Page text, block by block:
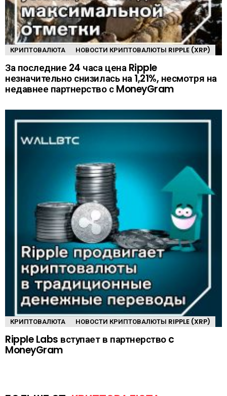
КРИПТОВАЛЮТА НОВОСТИ КРИПТОВАЛЮТЫ RIPPLE (XRP)
За последние 24 часа цена Ripple
незначительно снизилась на 1,21%, несмотря на
недавнее партнерство с MoneyGram
КРИПТОВАЛЮТА НОВОСТИ КРИПТОВАЛЮТЫ RIPPLE (XRP)
Ripple Labs вступает в партнерство c
MoneyGram